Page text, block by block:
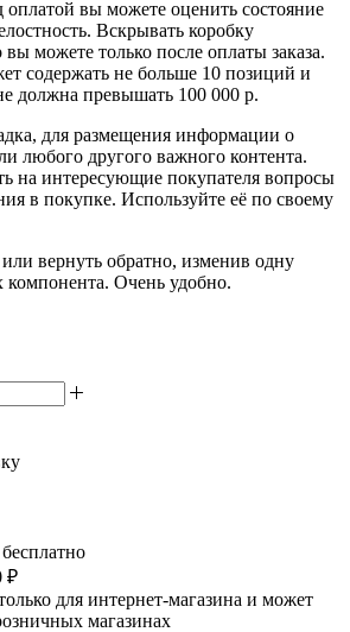
вы можете оценить состояние
Вскрывать коробку
вы можете только после оплаты заказа.
содержать не больше 10 позиций и
должна превышать 100 000 р.
для размещения информации о
любого другого важного контента.
на интересующие покупателя вопросы
в покупке. Используйте её по своему
вернуть обратно, изменив одну
компонента. Очень удобно.
₽
для интернет-магазина и может
магазинах